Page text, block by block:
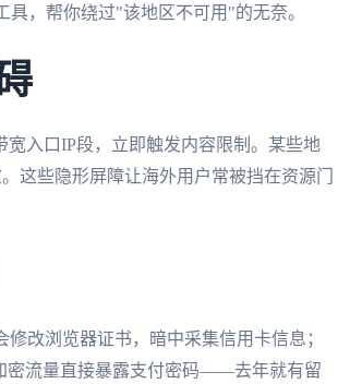
，帮你绕过"该地区不可用"的无奈。
入口IP段，立即触发内容限制。某些地
这些隐形屏障让海外用户常被挡在资源门
改浏览器证书，暗中采集信用卡信息；
密流量直接暴露支付密码——去年就有留